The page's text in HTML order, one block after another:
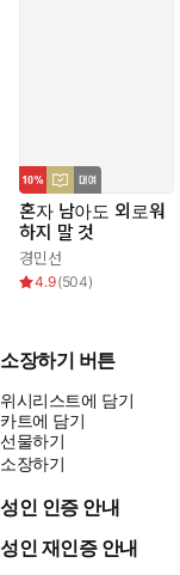
혼자 남아도 외로워
하지 말 것
경민선
4.9(504)
소장하기 버튼
위시리스트에 담기
카트에 담기
선물하기
소장하기
성인 인증 안내
성인 재인증 안내